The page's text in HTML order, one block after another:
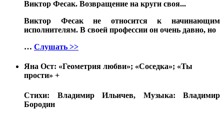
Виктор Фесак. Возвращение на круги своя...
Виктор Фесак не относится к начинающим
исполнителям. В своей профессии он очень давно, но
… Слушать >>
Яна Ост: «Геометрия любви»; «Соседка»; «Ты
прости» +
Стихи: Владимир Ильичев, Музыка: Владимир
Бородин